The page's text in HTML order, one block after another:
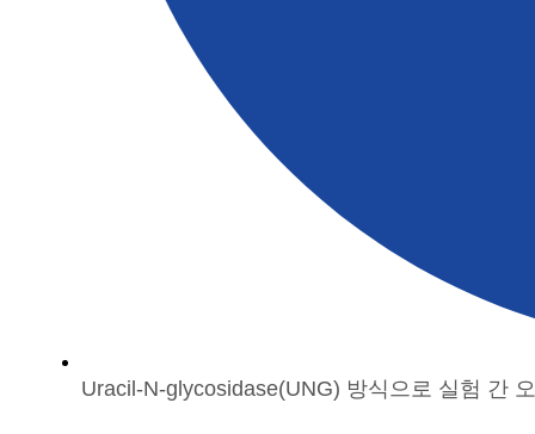
Uracil-N-glycosidase(UNG) 방식으로 실험 간